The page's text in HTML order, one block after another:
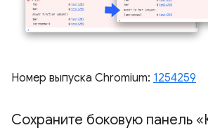
Номер выпуска Chromium: 1254259
Сохраните боковую панель